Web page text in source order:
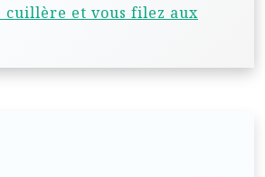
cuillère et vous filez aux